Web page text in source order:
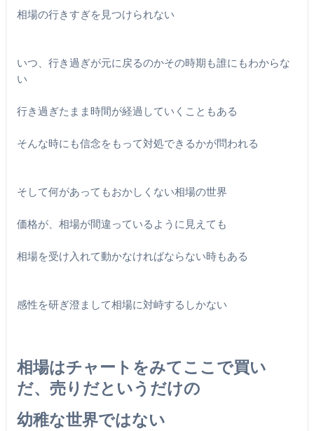
相場の行きすぎを見つけられない
いつ、行き過ぎが元に戻るのかその時期も誰にもわからな
い
行き過ぎたまま時間が経過していくこともある
そんな時にも信念をもって対処できるかが問われる
そして何があってもおかしくない相場の世界
価格が、相場が間違っているように見えても
相場を受け入れて動かなければならない時もある
感性を研ぎ澄まして相場に対峙するしかない
相場はチャートをみてここで買い
だ、売りだというだけの
幼稚な世界ではない